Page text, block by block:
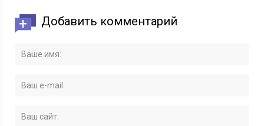
Добавить комментарий